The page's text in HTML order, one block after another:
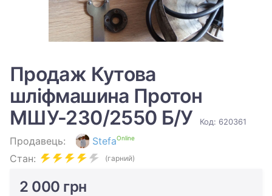
Продаж Кутова
шліфмашина Протон
МШУ-230/2550 Б/У
Код: 620361
Продавець: StefaOnline
Стан: (гарний)
2 000 грн